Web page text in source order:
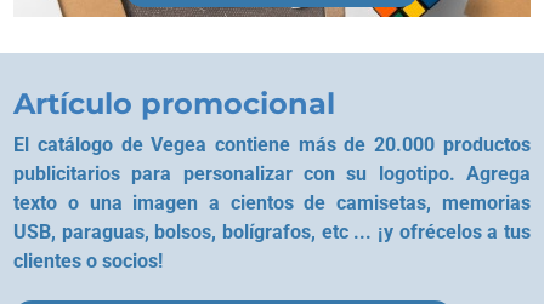
Artículo promocional
El catálogo de Vegea contiene más de 20.000 productos
publicitarios para personalizar con su logotipo. Agrega
texto o una imagen a cientos de camisetas, memorias
USB, paraguas, bolsos, bolígrafos, etc ... ¡y ofrécelos a tus
clientes o socios!